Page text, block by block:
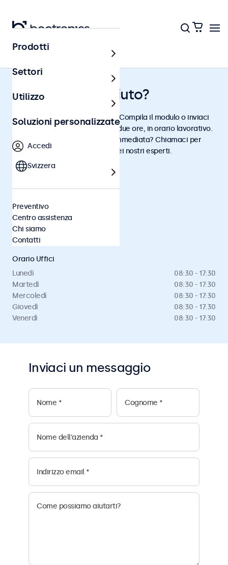
Hai bisogno di aiuto?
Hai domande sui nostri display? Compila il modulo o inviaci
un’email: ti risponderemo entro due ore, in orario lavorativo.
Preferisci ricevere assistenza immediata? Chiamaci per
parlare direttamente con uno dei nostri esperti.
Contatti
Beetronics
8048 Zürich
Telefono:+41 43 50 80 772
Email:info@beetronics.ch
Orario Uffici
Lunedì
08:30 - 17:30
Martedì
08:30 - 17:30
Mercoledì
08:30 - 17:30
Giovedì
08:30 - 17:30
Venerdì
08:30 - 17:30
Inviaci un messaggio
Prodotti
Settori
Utilizzo
Soluzioni personalizzate
Accedi
Svizzera
Preventivo
Centro assistenza
Chi siamo
Contatti